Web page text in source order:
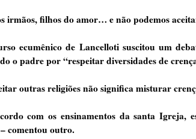
irmãos, filhos do amor… e não podemos
ecumênico de Lancelloti suscitou um
o padre por “respeitar diversidades de
outras religiões não significa misturar
com os ensinamentos da santa Igreja,
comentou outro.